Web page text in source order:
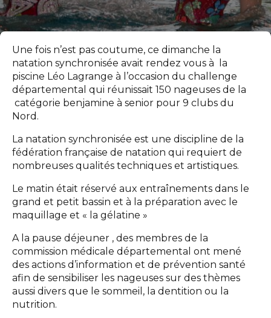
Une fois n’est pas coutume, ce dimanche la
natation synchronisée avait rendez vous à la
piscine Léo Lagrange à l’occasion du challenge
départemental qui réunissait 150 nageuses de la
catégorie benjamine à senior pour 9 clubs du
Nord.
La natation synchronisée est une discipline de la
fédération française de natation qui requiert de
nombreuses qualités techniques et artistiques.
Le matin était réservé aux entraînements dans le
grand et petit bassin et à la préparation avec le
maquillage et « la gélatine »
A la pause déjeuner , des membres de la
commission médicale départemental ont mené
des actions d’information et de prévention santé
afin de sensibiliser les nageuses sur des thèmes
aussi divers que le sommeil, la dentition ou la
nutrition.